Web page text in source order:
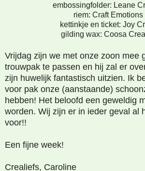
embossingfolder: Leane
riem: Craft Emotions
kettinkje en ticket: Joy
gilding wax: Coosa
Vrijdag zijn we met onze zoon mee
trouwpak te passen en hij zal er
zijn huwelijk fantastisch uitzien. Ik
voor pak onze (aanstaande)
hebben! Het beloofd een geweldig
worden. Wij zijn er in ieder geval al
voor!!
Een fijne week!
Crealiefs, Caroline